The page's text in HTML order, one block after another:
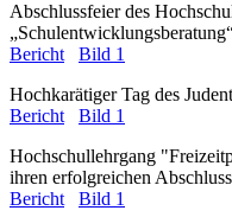
Abschlussfeier des
Bericht
Bild 1
Hochkarätiger Tag des
Bericht
Bild 1
Hochschullehrgang
ihren erfolgreichen Abschluss
Bericht
Bild 1